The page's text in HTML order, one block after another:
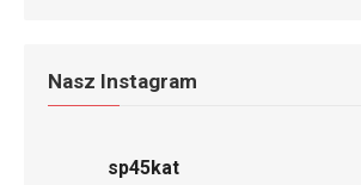
Nasz Instagram
sp45kat